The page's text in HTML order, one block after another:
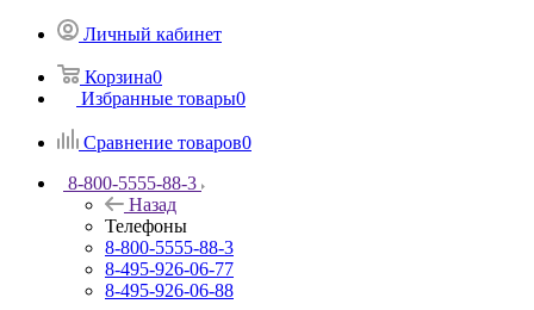
Личный кабинет
Корзина0
Избранные товары0
Сравнение товаров0
8-800-5555-88-3
Назад
Телефоны
8-800-5555-88-3
8-495-926-06-77
8-495-926-06-88